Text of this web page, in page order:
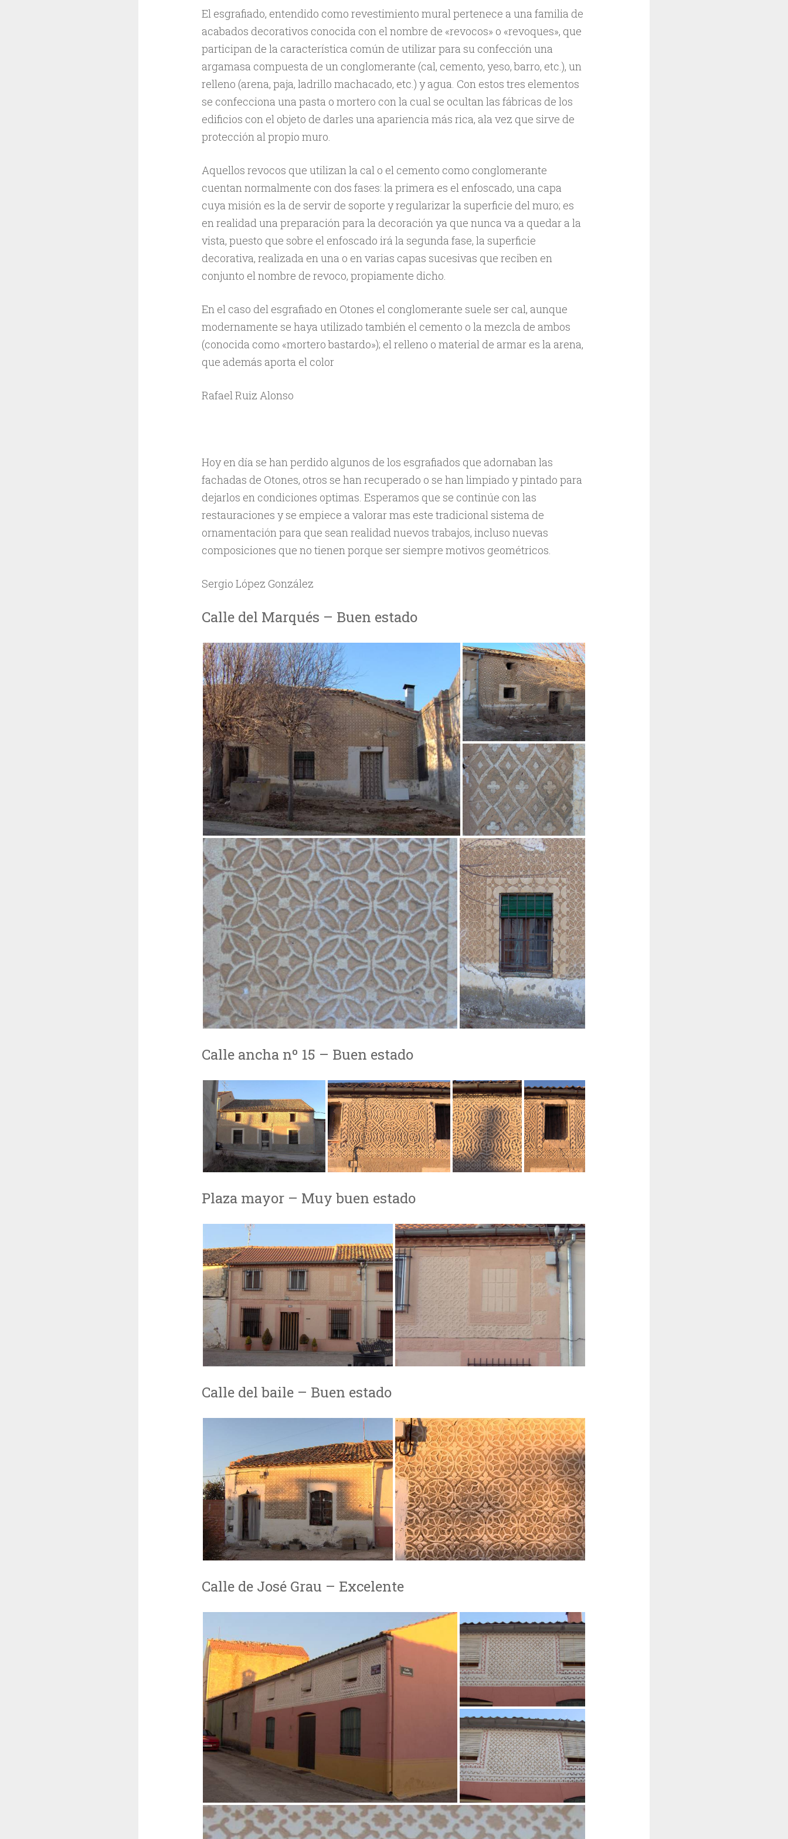
El esgrafiado, entendido como revestimiento mural pertenece a una familia de
acabados decorativos conocida con el nombre de «revocos» o «revoques», que
participan de la característica común de utilizar para su confección una
argamasa compuesta de un conglomerante (cal, cemento, yeso, barro, etc.), un
relleno (arena, paja, ladrillo machacado, etc.) y agua. Con estos tres elementos
se confecciona una pasta o mortero con la cual se ocultan las fábricas de los
edificios con el objeto de darles una apariencia más rica, ala vez que sirve de
protección al propio muro.
Aquellos revocos que utilizan la cal o el cemento como conglomerante
cuentan normalmente con dos fases: la primera es el enfoscado, una capa
cuya misión es la de servir de soporte y regularizar la superficie del muro; es
en realidad una preparación para la decoración ya que nunca va a quedar a la
vista, puesto que sobre el enfoscado irá la segunda fase, la superficie
decorativa, realizada en una o en varias capas sucesivas que reciben en
conjunto el nombre de revoco, propiamente dicho.
En el caso del esgrafiado en Otones el conglomerante suele ser cal, aunque
modernamente se haya utilizado también el cemento o la mezcla de ambos
(conocida como «mortero bastardo»); el relleno o material de armar es la arena,
que además aporta el color
Rafael Ruiz Alonso
Hoy en día se han perdido algunos de los esgrafiados que adornaban las
fachadas de Otones, otros se han recuperado o se han limpiado y pintado para
dejarlos en condiciones optimas. Esperamos que se continúe con las
restauraciones y se empiece a valorar mas este tradicional sistema de
ornamentación para que sean realidad nuevos trabajos, incluso nuevas
composiciones que no tienen porque ser siempre motivos geométricos.
Sergio López González
Calle del Marqués – Buen estado
Calle ancha nº 15 – Buen estado
Plaza mayor – Muy buen estado
Calle del baile – Buen estado
Calle de José Grau – Excelente